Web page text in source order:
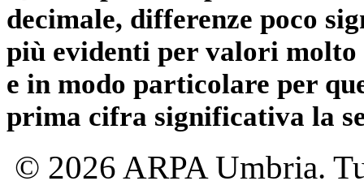
decimale, differenze poco
più evidenti per valori
e in modo particolare per
prima cifra significativa la
© 2026 ARPA Umbria.